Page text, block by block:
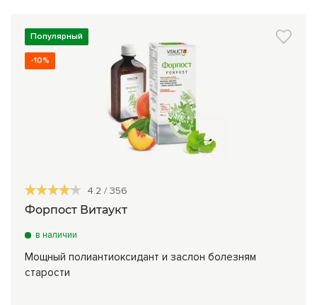
Популярный
-10%
4.2 / 356
Форпост Витаукт
в наличии
Мощный полиантиоксидант и заслон болезням
старости